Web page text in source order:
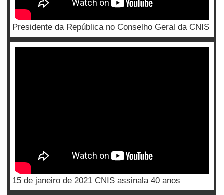
Presidente da República no Conselho Geral da CNIS
15 de janeiro de 2021 CNIS assinala 40 anos